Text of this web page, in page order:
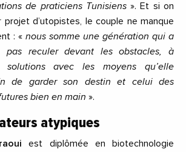
de praticiens Tunisiens». Et si on
projet d’utopistes, le couple ne manque
: « nous somme une génération qui a
pas reculer devant les obstacles, à
solutions avec les moyens qu’elle
de garder son destin et celui des
bien en main ».
atypiques
est diplômée en biotechnologie